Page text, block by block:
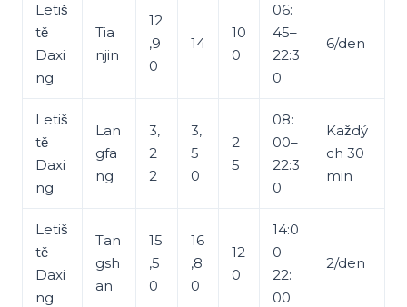
Letiš
tě
Daxi
ng
Tia
njin
12
,9
0
14
10
0
06:
45–
22:3
0
6/den
Letiš
tě
Daxi
ng
Lan
gfa
ng
3,
2
2
3,
5
0
2
5
08:
00–
22:3
0
Každý
ch 30
min
Letiš
tě
Daxi
ng
Tan
gsh
an
15
,5
0
16
,8
0
12
0
14:0
0–
22:
00
2/den